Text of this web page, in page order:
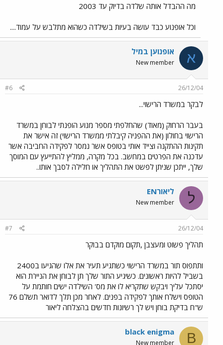
מה ההבדל אותה שלדה בדיוק עד 2003
וכל אופנוע כבד עושה בעיות בשילדה כשהוא מתלבש על עמוד....
א אופנוען במיל
New member
26/12/04
#6
לבקר במשרד הרישוי...
בעבר הרחוק (מאוד) שהחלפתי מספר מנוע הופנתי לבוחן במשרד
הרישוי בחולון (את ההפניה קיבלתי ממשרד הרישוי) זה אישר את
תקינות ההתקנה וצייד אותי בטופס אשר נמסר לפקידה החביבה אשר
עדכנה את הפרטים במחשב. בכל מקרה, ממליץ להתייעץ עם המוסך
שלך, ייתכן שניתן לפשט את התהליך או חלילה לסבך אותו..
ל ליאורEN
New member
26/12/04
#7
תהליך פשוט ומעצבן ,תקום מוקדם בבוקר
ותתפוס תור במשרד הרישוי כשתגיע תעיר את אלו שהגיעו ב2400
בשביל להיות ראשונים. כשיגיע התור שלך תן לבוחן את הניירת הוא
יסתכל עליך ויבקש שתקריא לו את מס' השילדה ישים חותמת על
הטופס וישלח אותך לפקידה בפנים. לאחר מכן תלך לדואר תשלם 76
ש"ח בדיקת בוחן ויש לך רשיונות חדשים בהצלחה ליאור
B
black enigma
New member